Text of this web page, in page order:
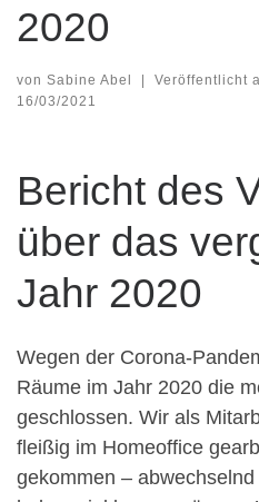
2020
von Sabine Abel Veröffentlicht
16/03/2021
Bericht des
über das
Jahr 2020
Wegen der Corona-
Räume im Jahr 2020 die
geschlossen. Wir als
fleißig im Homeoffice
gekommen –